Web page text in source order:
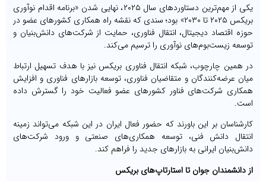
یکی از مهم‌ترین دستاوردهای سال ۲۰۲۵، نهایی شدن «برنامه اقدام نوآوری
بریکس ۲۰۲۵ تا ۲۰۳۰» بود؛ سندی که نقشه راه همکاری کشورهای عضو در
حوزه اقتصاد دیجیتال، انتقال فناوری، حمایت از شرکت‌های دانش‌بنیان و
توسعه زیست‌بوم‌های نوآوری را ترسیم می‌کند.
در همین چارچوب، شبکه انتقال فناوری بریکس نیز با هدف تسهیل ارتباط
میان عرضه‌کنندگان و متقاضیان فناوری، توسعه بازارهای فناوری و افزایش
همکاری شرکت‌های فناور کشورهای عضو فعالیت خود را گسترش داده
است.
کارشناسان بر این باورند که حضور فعال ایران در این شبکه می‌تواند زمینه
انتقال دانش فنی، توسعه همکاری‌های صنعتی و ورود شرکت‌های
دانش‌بنیان ایرانی به بازارهای جدید را فراهم کند.
از دانشمندان جوان تا استارتاپ‌های بریکس